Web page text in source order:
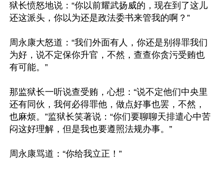
狱长愤怒地说：“你以前耀武扬威的，现在到了这儿
还这派头，你以为还是政法委书来管我的啊？”
周永康大怒道：“我们外面有人，你还是别得罪我们
为好，说不定保你升官，不然，查查你贪污受贿也
有可能。”
那监狱长一听说查受贿，心想：“说不定他们中央里
还有同伙，我何必得罪他，做点好事也罢，不然，
也麻烦。”监狱长笑著说：“你们要聊聊天排遣心中苦
闷这好理解，但是我也要遵照法规办事。”
周永康骂道：“你给我立正！”